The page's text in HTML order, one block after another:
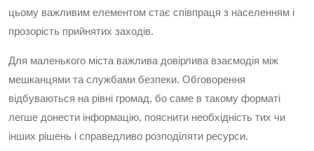
цьому важливим елементом стає співпраця з населенням і
прозорість прийнятих заходів.
Для маленького міста важлива довірлива взаємодія між
мешканцями та службами безпеки. Обговорення
відбуваються на рівні громад, бо саме в такому форматі
легше донести інформацію, пояснити необхідність тих чи
інших рішень і справедливо розподіляти ресурси.